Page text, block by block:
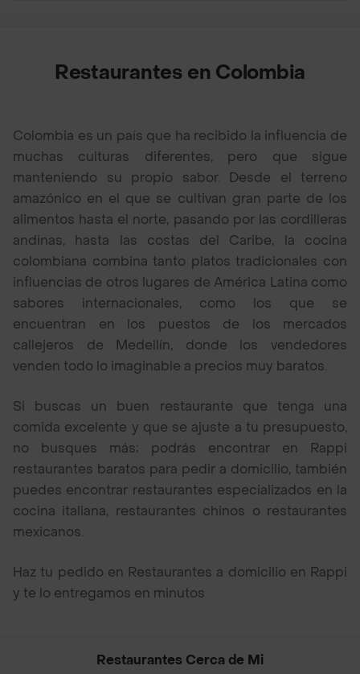
Restaurantes en Colombia
Colombia es un país que ha recibido la influencia de
muchas culturas diferentes, pero que sigue
manteniendo su propio sabor. Desde el terreno
amazónico en el que se cultivan gran parte de los
alimentos hasta el norte, pasando por las cordilleras
andinas, hasta las costas del Caribe, la cocina
colombiana combina tanto platos tradicionales con
influencias de otros lugares de América Latina como
sabores internacionales, como los que se
encuentran en los puestos de los mercados
callejeros de Medellín, donde los vendedores
venden todo lo imaginable a precios muy baratos.
Si buscas un buen restaurante que tenga una
comida excelente y que se ajuste a tu presupuesto,
no busques más; podrás encontrar en Rappi
restaurantes baratos para pedir a domicilio, también
puedes encontrar restaurantes especializados en la
cocina italiana, restaurantes chinos o restaurantes
mexicanos.
Haz tu pedido en Restaurantes a domicilio en Rappi
y te lo entregamos en minutos
Restaurantes Cerca de Mi